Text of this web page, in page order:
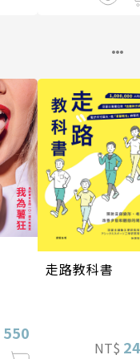
550
走路教科書
NT$